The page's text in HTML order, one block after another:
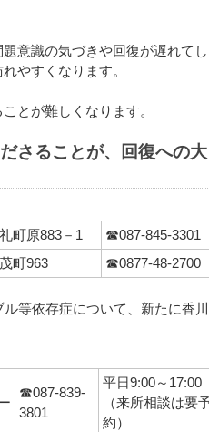
意識の気づきや回復が遅れて
やすくなります。
とが難しくなります。
さることが、回復への
町原883－1
☎087-845-3301
町963 ☎0877-48-2700
等依存症について、新たに香
☎087-839-
3801
平日9:00～17:00
（来所相談は要
約）